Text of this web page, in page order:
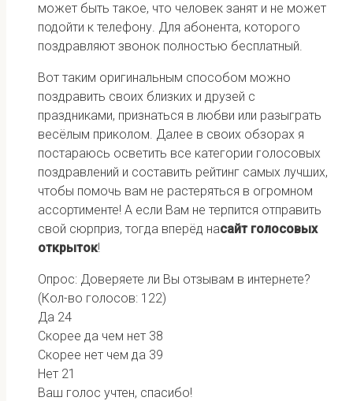
может быть такое, что человек занят и не может
подойти к телефону. Для абонента, которого
поздравляют звонок полностью бесплатный.
Вот таким оригинальным способом можно
поздравить своих близких и друзей с
праздниками, признаться в любви или разыграть
весёлым приколом. Далее в своих обзорах я
постараюсь осветить все категории голосовых
поздравлений и составить рейтинг самых лучших,
чтобы помочь вам не растеряться в огромном
ассортименте! А если Вам не терпится отправить
свой сюрприз, тогда вперёд насайт голосовых
открыток!
Опрос: Доверяете ли Вы отзывам в интернете?
(Кол-во голосов: 122)
Да 24
Скорее да чем нет 38
Скорее нет чем да 39
Нет 21
Ваш голос учтен, спасибо!